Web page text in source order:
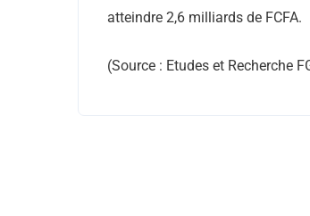
atteindre 2,6 milliards de FCFA.
(Source : Etudes et Recherche